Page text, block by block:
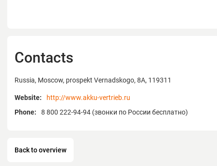
Contacts
Russia, Moscow, prospekt Vernadskogo, 8A, 119311
Website:
http://www.akku-vertrieb.ru
Phone:
8 800 222-94-94 (звонки по России бесплатно)
Back to overview